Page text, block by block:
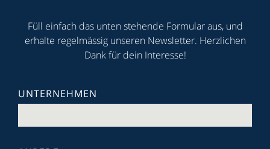
Füll einfach das unten stehende Formular aus, und
erhalte regelmässig unseren Newsletter. Herzlichen
Dank für dein Interesse!
UNTERNEHMEN